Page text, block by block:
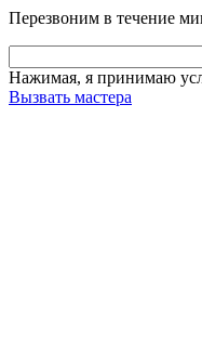
Перезвоним в течение
Нажимая, я принимаю
Вызвать мастера